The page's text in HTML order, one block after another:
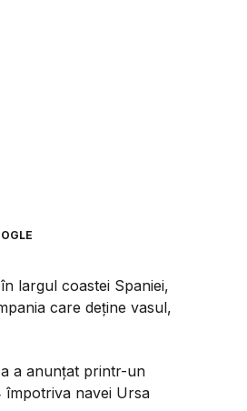
largul coastei Spaniei,
care deține vasul,
a anunțat printr-un
împotriva navei Ursa